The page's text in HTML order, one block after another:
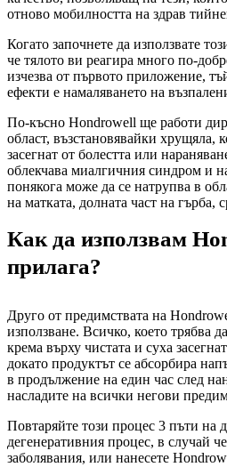
отново мобилността на здрав
Когато започнете да използвате
че тялото ви реагира много по-
изчезва от първото приложение,
ефекти е намаляването на
По-късно Hondrowell ще работи
област, възстановявайки хрущяла,
засегнат от болестта или
облекчава миалгичния синдром и
понякога може да се натрупва в
на матката, долната част на гърба,
Как да използвам
прилага?
Друго от предимствата на
използване. Всичко, което трябва
крема върху чистата и суха
докато продуктът се абсорбира
в продължение на един час след
насладите на всички негови
Повтаряйте този процес 3 пъти на
дегенеративния процес, в случай
заболявания, или нанесете